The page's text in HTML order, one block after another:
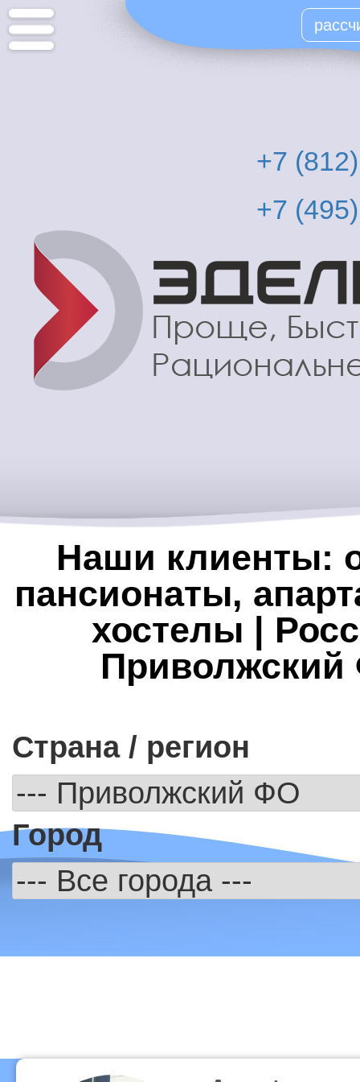
Перейти
+7
+7
Наши клиенты:
пансионаты,
хостелы |
Страна / регион
Город